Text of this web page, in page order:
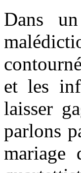
Dans
et les
laisser
parlons
mariage